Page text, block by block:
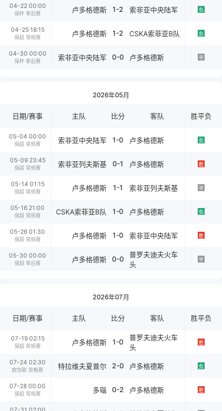
04-22 00:00
保杯 季后赛 卢多格德斯 1-2 索非亚中央陆军 负
04-25 18:15
保超 常规赛 卢多格德斯 1-2 CSKA索菲亚B队 负
04-30 00:00
保杯 季后赛 索非亚中央陆军 0-0 卢多格德斯 平
2026年05月
日期/赛事 主队 比分 客队 胜平负
05-04 00:00
保超 常规赛 索非亚中央陆军 1-0 卢多格德斯 负
05-09 23:45
保超 常规赛 索非亚列夫斯基 0-1 卢多格德斯 胜
05-14 01:15
保超 常规赛 卢多格德斯 1-1 索非亚列夫斯基 平
05-16 21:00
保超 常规赛 CSKA索菲亚B队 1-0 卢多格德斯 负
05-26 01:30
保超 常规赛 卢多格德斯 1-0 索非亚中央陆军 胜
05-30 00:00
保超 季后赛 卢多格德斯 0-0
普罗夫迪夫火车
头
平
2026年07月
日期/赛事 主队 比分 客队 胜平负
07-19 02:15
保超 常规赛 卢多格德斯 1-0
普罗夫迪夫火车
头
胜
07-24 02:30
欧协联 资格赛 特拉维夫夏普尔 2-0 卢多格德斯 负
07-28 00:00
保超 常规赛 多瑙 0-2 卢多格德斯 胜